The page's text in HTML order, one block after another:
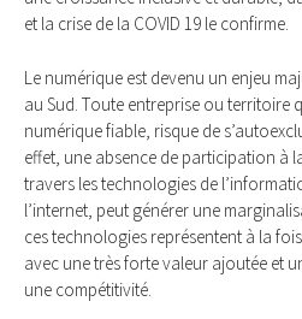
et la crise de la COVID 19 le confirme.
Le numérique est devenu un enjeu
au Sud. Toute entreprise ou territoire
numérique fiable, risque de
effet, une absence de participation à
travers les technologies de
l’internet, peut générer une
ces technologies représentent à la
avec une très forte valeur ajoutée et
une compétitivité.